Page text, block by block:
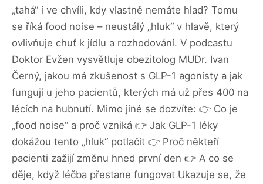
„tahá“ i ve chvíli, kdy vlastně nemáte hlad? Tomu
se říká food noise – neustálý „hluk“ v hlavě, který
ovlivňuje chuť k jídlu a rozhodování. V podcastu
Doktor Evžen vysvětluje obezitolog MUDr. Ivan
Černý, jakou má zkušenost s GLP-1 agonisty a jak
fungují u jeho pacientů, kterých má už přes 400 na
lécích na hubnutí. Mimo jiné se dozvíte: 👉 Co je
„food noise“ a proč vzniká 👉 Jak GLP-1 léky
dokážou tento „hluk“ potlačit 👉 Proč někteří
pacienti zažijí změnu hned první den 👉 A co se
děje, když léčba přestane fungovat Ukazuje se, že